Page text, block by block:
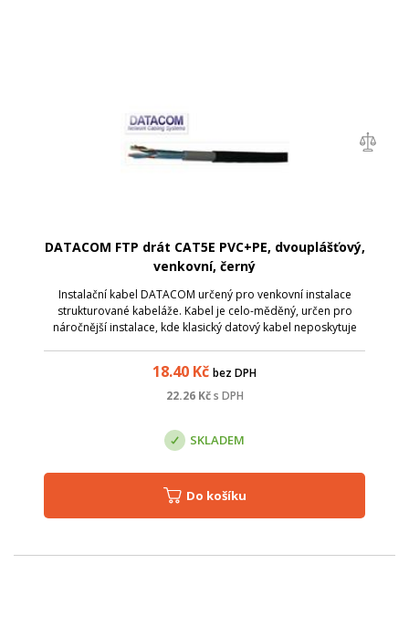
DATACOM FTP drát CAT5E PVC+PE, dvouplášťový,
venkovní, černý
Instalační kabel DATACOM určený pro venkovní instalace
strukturované kabeláže. Kabel je celo-měděný, určen pro
náročnější instalace, kde klasický datový kabel neposkytuje
18.40 Kč bez DPH
22.26Kč s DPH
SKLADEM
Do košíku